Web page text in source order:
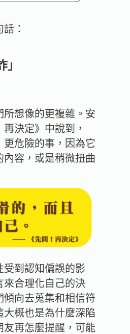
：
」
所想像的更複雜。安
決定》中說到，
更危險的事，因為它
容，或是稍微扭曲
受到認知偏誤的影
來合理化自己的決
傾向去蒐集和相信符
大概也是為什麼深陷
友再怎麼提醒，可能